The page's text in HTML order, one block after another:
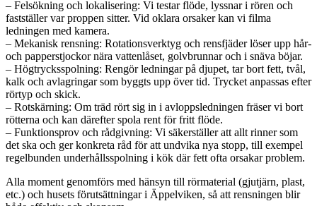
– Felsökning och lokalisering: Vi testar flöde, lyssnar i rören och
fastställer var proppen sitter. Vid oklara orsaker kan vi filma
ledningen med kamera.
– Mekanisk rensning: Rotationsverktyg och rensfjäder löser upp hår-
och papperstjockor nära vattenlåset, golvbrunnar och i snäva böjar.
– Högtrycksspolning: Rengör ledningar på djupet, tar bort fett, tvål,
kalk och avlagringar som byggts upp över tid. Trycket anpassas efter
rörtyp och skick.
– Rotskärning: Om träd rört sig in i avloppsledningen fräser vi bort
rötterna och kan därefter spola rent för fritt flöde.
– Funktionsprov och rådgivning: Vi säkerställer att allt rinner som
det ska och ger konkreta råd för att undvika nya stopp, till exempel
regelbunden underhållsspolning i kök där fett ofta orsakar problem.
Alla moment genomförs med hänsyn till rörmaterial (gjutjärn, plast,
etc.) och husets förutsättningar i Äppelviken, så att rensningen blir